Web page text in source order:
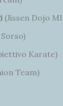
(Jissen Dojo
Karate)
Team)